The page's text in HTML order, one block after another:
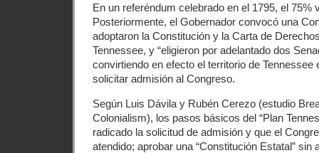
En un referéndum celebrado en el 1795, el 75%
Posteriormente, el Gobernador convocó una
adoptaron la Constitución y la Carta de
Tennessee, y “eligieron por adelantado dos
convirtiendo en efecto el territorio de Tennessee
solicitar admisión al Congreso.
Según Luis Dávila y Rubén Cerezo (estudio
Colonialism), los pasos básicos del “Plan
radicado la solicitud de admisión y que el
atendido; aprobar una “Constitución Estatal” sin